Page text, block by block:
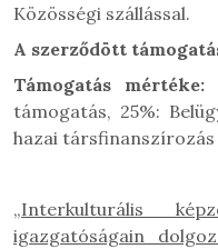
Közösségi szállással.
A szerződött
Támogatás mértéke:
támogatás, 25%:
hazai társfinanszírozás
„Interkulturális
igazgatóságain